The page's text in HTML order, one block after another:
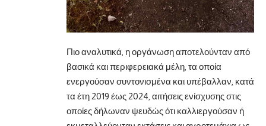
Πιο αναλυτικά, η οργάνωση αποτελούνταν από
βασικά και περιφερειακά μέλη, τα οποία
ενεργούσαν συντονισμένα και υπέβαλλαν, κατά
τα έτη 2019 έως 2024, αιτήσεις ενίσχυσης στις
οποίες δήλωναν ψευδώς ότι καλλιεργούσαν ή